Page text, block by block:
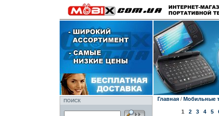
ПОИСК Главная/ Мобильные
1 2 3 4 5